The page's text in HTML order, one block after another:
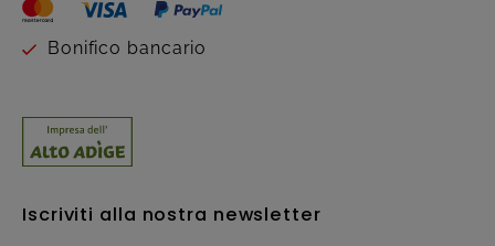
Bonifico bancario
Iscriviti alla nostra newsletter